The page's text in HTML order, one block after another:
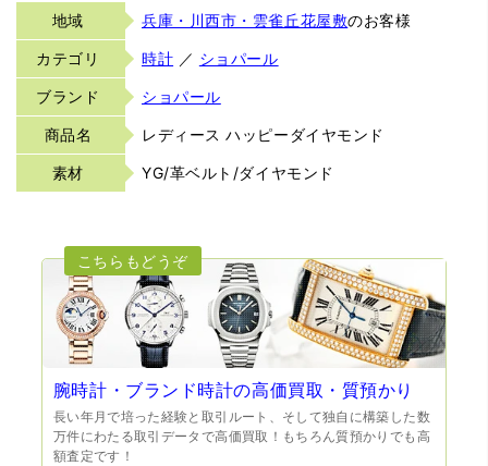
地域 兵庫・川西市・雲雀丘花屋敷のお客様
カテゴリ 時計 ／ ショパール
ブランド ショパール
商品名 レディース ハッピーダイヤモンド
素材 YG/革ベルト/ダイヤモンド
腕時計・ブランド時計の高価買取・質預かり
長い年月で培った経験と取引ルート、そして独自に構築した数
万件にわたる取引データで高価買取！もちろん質預かりでも高
額査定です！